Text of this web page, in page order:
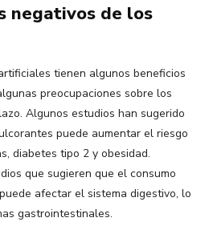
negativos de los
tienen algunos beneficios
preocupaciones sobre los
Algunos estudios han sugerido
puede aumentar el riesgo
diabetes tipo 2 y obesidad.
que sugieren que el consumo
afectar el sistema digestivo, lo
gastrointestinales.